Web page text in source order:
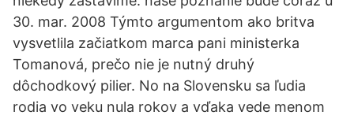
30. mar. 2008 Týmto argumentom ako britva
vysvetlila začiatkom marca pani ministerka
Tomanová, prečo nie je nutný druhý
dôchodkový pilier. No na Slovensku sa ľudia
rodia vo veku nula rokov a vďaka vede menom